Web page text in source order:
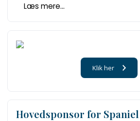
Læs mere...
Klik her
Hovedsponsor for